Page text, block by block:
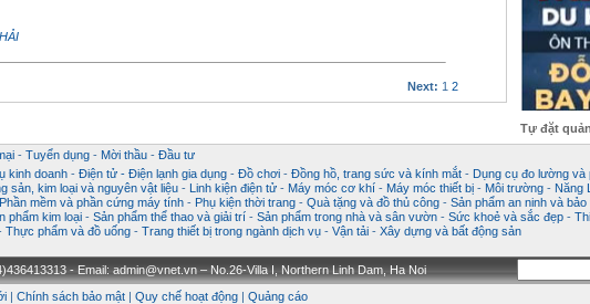
Next: 1 2
Tự đặt
- Tuyển dụng - Mời thầu - Đầu tư
kinh doanh - Điện tử - Điện lạnh gia dụng - Đồ chơi - Đồng hồ, trang sức và kính mắt - Dụng cụ đo lường và
sản, kim loại và nguyên vật liệu - Linh kiện điện tử - Máy móc cơ khí - Máy móc thiết bị - Môi trường - Năng
Phần mềm và phần cứng máy tính - Phụ kiện thời trang - Quà tặng và đồ thủ công - Sản phẩm an ninh và bảo
phẩm kim loại - Sản phẩm thể thao và giải trí - Sản phẩm trong nhà và sân vườn - Sức khoẻ và sắc đẹp -
Thực phẩm và đồ uống - Trang thiết bị trong ngành dịch vụ - Vận tải - Xây dựng và bất động sản
- Email: admin@vnet.vn – No.26-Villa I, Northern Linh Dam, Ha Noi
Chính sách bảo mật Quy chế hoạt động Quảng cáo